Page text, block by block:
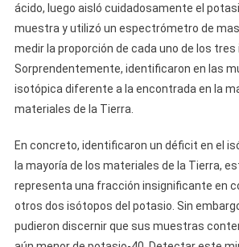
ácido, luego aisló cuidadosamente el
muestra y utilizó un espectrómetro de
medir la proporción de cada uno de los
Sorprendentemente, identificaron en las
isotópica diferente a la encontrada en la
materiales de la Tierra.
En concreto, identificaron un déficit en el
la mayoría de los materiales de la Tierra,
representa una fracción insignificante en
otros dos isótopos del potasio. Sin
pudieron discernir que sus muestras